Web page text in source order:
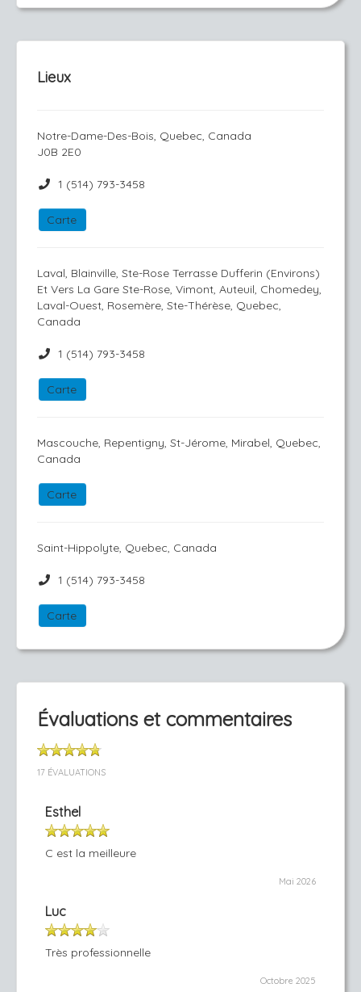
Lieux
Notre-Dame-Des-Bois, Quebec, Canada
J0B 2E0
1 (514) 793-3458
Carte
Laval, Blainville, Ste-Rose Terrasse Dufferin (Environs)
Et Vers La Gare Ste-Rose, Vimont, Auteuil, Chomedey,
Laval-Ouest, Rosemère, Ste-Thérèse, Quebec,
Canada
1 (514) 793-3458
Carte
Mascouche, Repentigny, St-Jérome, Mirabel, Quebec,
Canada
Carte
Saint-Hippolyte, Quebec, Canada
1 (514) 793-3458
Carte
Évaluations et commentaires
17 ÉVALUATIONS
Esthel
C est la meilleure
Mai 2026
Luc
Très professionnelle
Octobre 2025